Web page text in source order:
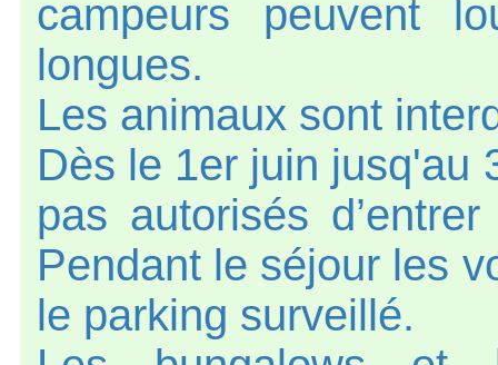
campeurs peuvent
longues.
Les animaux sont
Dès le 1er juin jusq'au
pas autorisés
Pendant le séjour les
le parking surveillé.